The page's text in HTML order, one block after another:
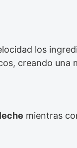
los
creando una
mientras